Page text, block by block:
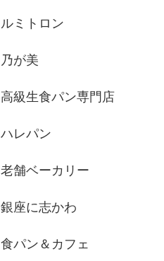
ルミトロン
乃が美
高級生食パン専門店
ハレパン
老舗ベーカリー
銀座に志かわ
食パン＆カフェ